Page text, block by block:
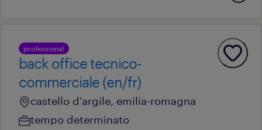
professional
back office tecnico-
commerciale (en/fr)
castello d'argile, emilia-romagna
tempo determinato